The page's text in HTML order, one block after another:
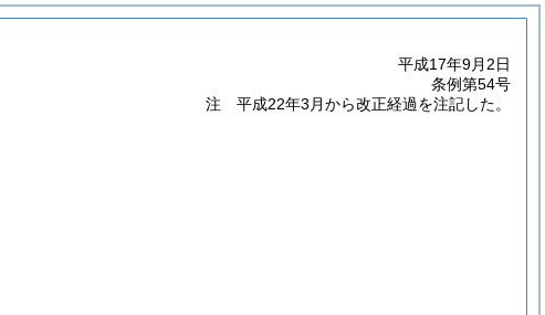
平成17年9月2日
条例第54号
注 平成22年3月から改正経過を注記した。